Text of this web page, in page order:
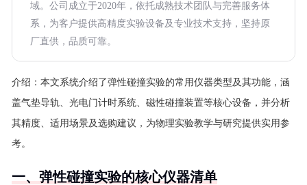
域。公司成立于2020年，依托成熟技术团队与完善服务体
系，为客户提供高精度实验设备及专业技术支持，坚持原
厂直供，品质可靠。
介绍： 本文系统介绍了弹性碰撞实验的常用仪器类型及其功能，涵
盖气垫导轨、光电门计时系统、磁性碰撞装置等核心设备，并分析
其精度、适用场景及选购建议，为物理实验教学与研究提供实用参
考。
一、弹性碰撞实验的核心仪器清单